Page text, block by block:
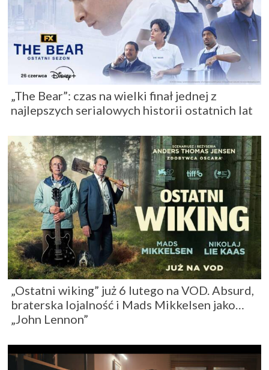
„The Bear”: czas na wielki finał jednej z
najlepszych serialowych historii ostatnich lat
„Ostatni wiking” już 6 lutego na VOD. Absurd,
braterska lojalność i Mads Mikkelsen jako…
„John Lennon”